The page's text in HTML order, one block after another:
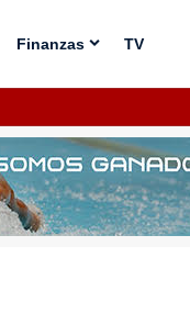
Finanzas TV